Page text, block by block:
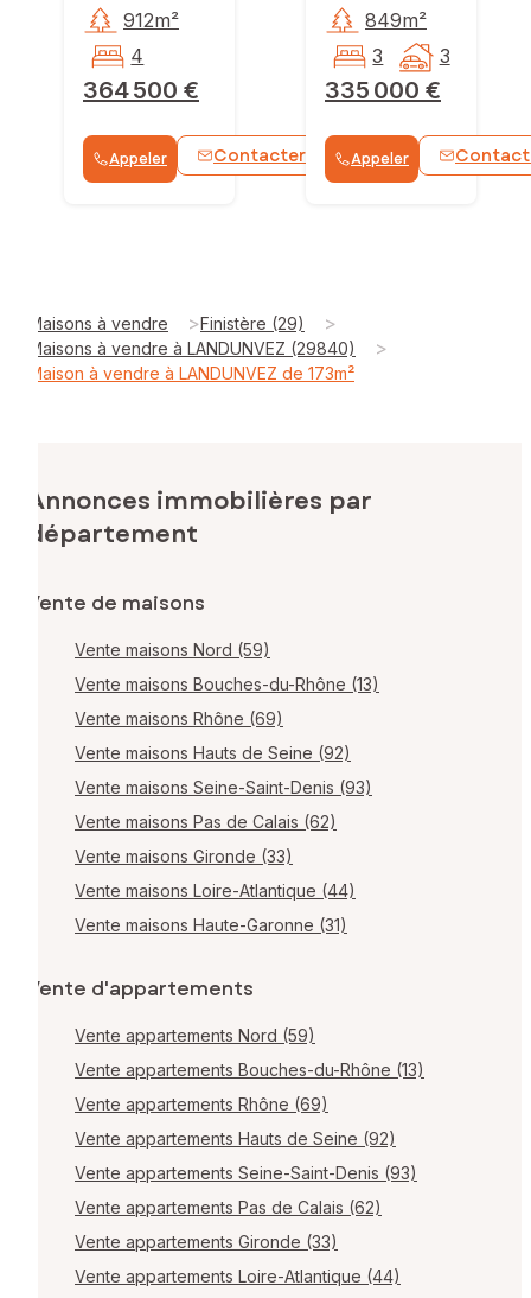
364 500 €
912m²
4
Appeler Contacter WhatsApp
335 000 €
849m²
3
3
Appeler
Maisons à vendre >Finistère (29) >
Maisons à vendre à LANDUNVEZ (29840) >
Maison à vendre à LANDUNVEZ de 173m²
Annonces immobilières par
département
Vente de maisons
Vente maisons Nord (59)
Vente maisons Bouches-du-Rhône (13)
Vente maisons Rhône (69)
Vente maisons Hauts de Seine (92)
Vente maisons Seine-Saint-Denis (93)
Vente maisons Pas de Calais (62)
Vente maisons Gironde (33)
Vente maisons Loire-Atlantique (44)
Vente maisons Haute-Garonne (31)
Vente d'appartements
Vente appartements Nord (59)
Vente appartements Bouches-du-Rhône (13)
Vente appartements Rhône (69)
Vente appartements Hauts de Seine (92)
Vente appartements Seine-Saint-Denis (93)
Vente appartements Pas de Calais (62)
Vente appartements Gironde (33)
Vente appartements Loire-Atlantique (44)